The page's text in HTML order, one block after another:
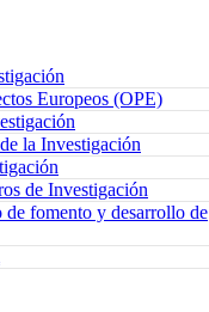
Europeos (OPE)
la Investigación
de Investigación
de fomento y desarrollo de